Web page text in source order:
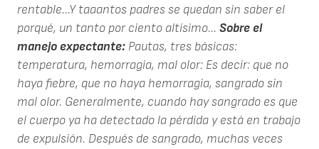
rentable...Y taaantos padres se quedan sin saber el
porqué, un tanto por ciento altísimo... Sobre el
manejo expectante: Pautas, tres básicas:
temperatura, hemorragia, mal olor: Es decir: que no
haya fiebre, que no haya hemorragia, sangrado sin
mal olor. Generalmente, cuando hay sangrado es que
el cuerpo ya ha detectado la pérdida y está en trabajo
de expulsión. Después de sangrado, muchas veces